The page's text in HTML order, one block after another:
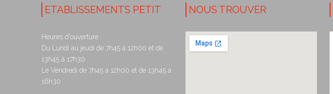
ETABLISSEMENTS PETIT
Heures d'ouverture :
Du Lundi au jeudi de 7h45 à 12h00 et de
13h45 à 17h30
Le Vendredi de 7h45 à 12h00 et de 13h45 à
16h30
NOUS TROUVER